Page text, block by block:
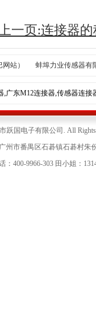
上一页:连接器
站） 蚌埠力业传感器有
广东M12连接器,传感器连
市跃国电子有限公司. All
州市番禺区石碁镇石碁村
：400-9966-303 田小姐：